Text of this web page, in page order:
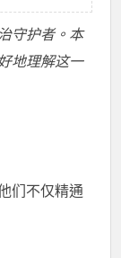
守护者。本
地理解这一
们不仅精通